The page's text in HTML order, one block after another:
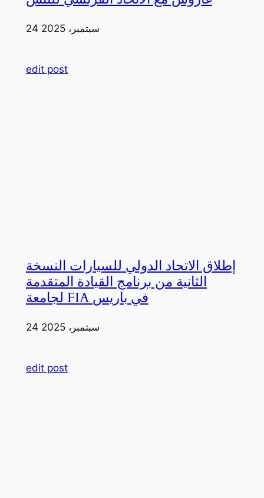
24 سبتمبر، 2025
edit post
إطلاق الاتحاد الدولي للسيارات النسخة
الثانية من برنامج القيادة المتقدمة
لجامعة FIA في باريس
24 سبتمبر، 2025
edit post